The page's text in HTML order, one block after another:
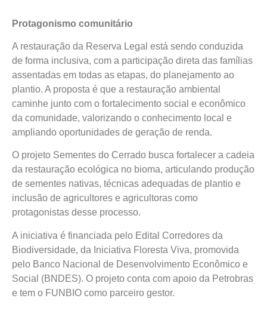
Protagonismo comunitário
A restauração da Reserva Legal está sendo conduzida
de forma inclusiva, com a participação direta das famílias
assentadas em todas as etapas, do planejamento ao
plantio. A proposta é que a restauração ambiental
caminhe junto com o fortalecimento social e econômico
da comunidade, valorizando o conhecimento local e
ampliando oportunidades de geração de renda.
O projeto Sementes do Cerrado busca fortalecer a cadeia
da restauração ecológica no bioma, articulando produção
de sementes nativas, técnicas adequadas de plantio e
inclusão de agricultores e agricultoras como
protagonistas desse processo.
A iniciativa é financiada pelo Edital Corredores da
Biodiversidade, da Iniciativa Floresta Viva, promovida
pelo Banco Nacional de Desenvolvimento Econômico e
Social (BNDES). O projeto conta com apoio da Petrobras
e tem o FUNBIO como parceiro gestor.